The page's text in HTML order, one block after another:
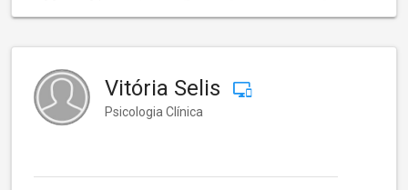
Vitória Selis
Psicologia Clínica